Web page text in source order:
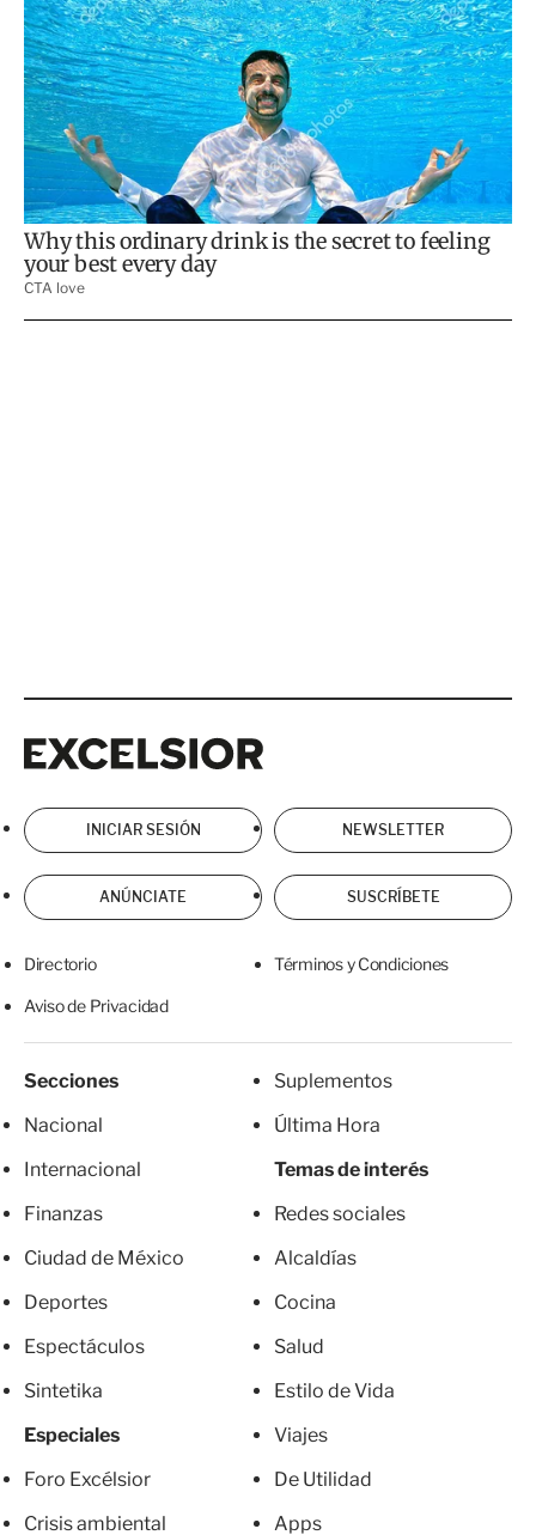
INICIAR SESIÓN NEWSLETTER
ANÚNCIATE SUSCRÍBETE
Directorio Términos y Condiciones
Aviso de Privacidad
Secciones
Nacional
Internacional
Finanzas
Ciudad de México
Deportes
Espectáculos
Sintetika
Especiales
Foro Excélsior
Crisis ambiental
Suplementos
Última Hora
Temas de interés
Redes sociales
Alcaldías
Cocina
Salud
Estilo de Vida
Viajes
De Utilidad
Apps